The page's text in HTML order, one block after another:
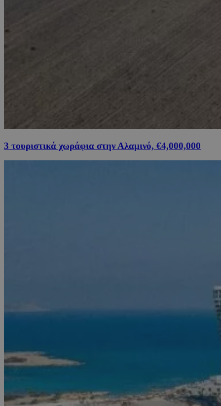
3 τουριστικά χωράφια στην Αλαμινό, €4,000,000